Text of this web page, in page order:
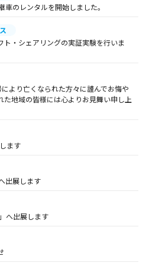
のレンタルを開始しました。
・シェアリングの実証実験を行いま
より亡くなられた方々に謹んでお悔や
た地域の皆様には心よりお見舞い申し上
ます
出展します
へ出展します